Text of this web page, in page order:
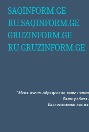
SAQINFORM.GE
RU.SAQINFORM.GE
GRUZINFORM.GE
RU.GRUZINFORM.GE